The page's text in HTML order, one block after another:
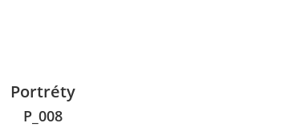
Portréty
P_008